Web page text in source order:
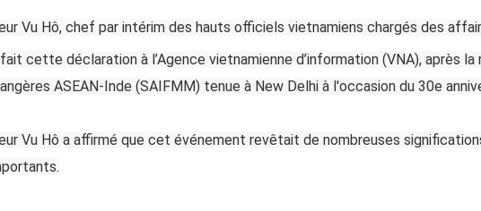
Vu Hô, chef par intérim des hauts officiels vietnamiens chargés des
cette déclaration à l’Agence vietnamienne d’information (VNA), après
ASEAN-Inde (SAIFMM) tenue à New Delhi à l'occasion du 30e
Vu Hô a affirmé que cet événement revêtait de nombreuses